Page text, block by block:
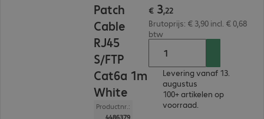
Patch
Cable
RJ45
S/FTP
Cat6a 1m
White
Productnr.:
4486379
€ 3,22
Brutoprijs: € 3,90 incl. € 0,68
btw
Levering vanaf 13.
augustus
100+ artikelen op
voorraad.